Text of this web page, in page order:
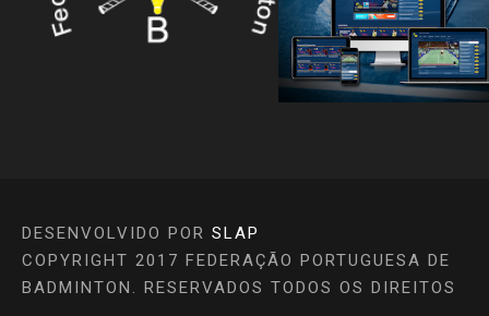
DESENVOLVIDO POR SLAP
COPYRIGHT 2017 FEDERAÇÃO PORTUGUESA DE
BADMINTON. RESERVADOS TODOS OS DIREITOS